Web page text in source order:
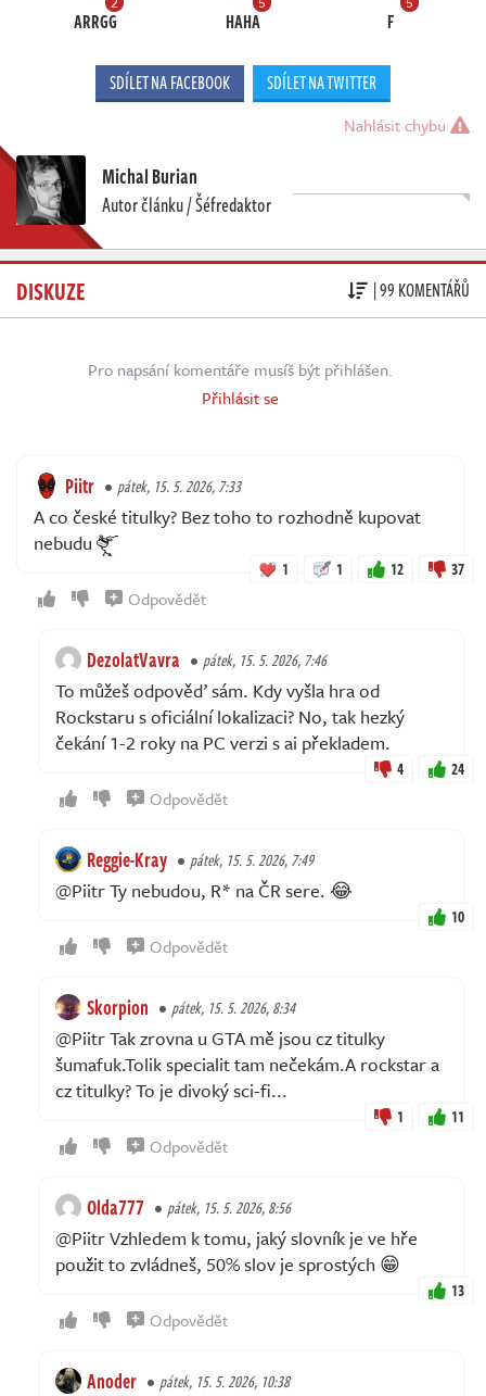
ARRGG HAHA F
SDÍLET NA FACEBOOK SDÍLET NA TWITTER
Nahlásit chybu
Michal Burian
Autor článku / Šéfredaktor
DISKUZE | 99 KOMENTÁŘŮ
Pro napsání komentáře musíš být přihlášen.
Přihlásit se
Piitr pátek, 15. 5. 2026, 7:33
A co české titulky? Bez toho to rozhodně kupovat
nebudu
1 1 12 37
Odpovědět
DezolatVavra pátek, 15. 5. 2026, 7:46
To můžeš odpověď sám. Kdy vyšla hra od
Rockstaru s oficiální lokalizaci? No, tak hezký
čekání 1-2 roky na PC verzi s ai překladem.
4 24
Odpovědět
Reggie-Kray pátek, 15. 5. 2026, 7:49
@Piitr Ty nebudou, R* na ČR sere. 😂
10
Odpovědět
Skorpion pátek, 15. 5. 2026, 8:34
@Piitr Tak zrovna u GTA mě jsou cz titulky
šumafuk.Tolik specialit tam nečekám.A rockstar a
cz titulky? To je divoký sci-fi...
1 11
Odpovědět
Olda777 pátek, 15. 5. 2026, 8:56
@Piitr Vzhledem k tomu, jaký slovník je ve hře
použit to zvládneš, 50% slov je sprostých 😁
13
Odpovědět
Anoder pátek, 15. 5. 2026, 10:38